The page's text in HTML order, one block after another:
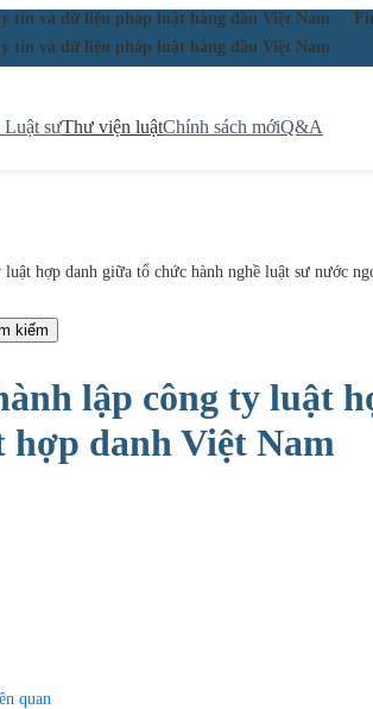
tín và dữ liệu pháp luật hàng đầu Việt Nam
tín và dữ liệu pháp luật hàng đầu Việt Nam
sưThư viện luậtChính sách mớiQ&A
hợp danh giữa tổ chức hành nghề luật sư nước
kiếm
lập công ty luật
hợp danh Việt Nam
quan